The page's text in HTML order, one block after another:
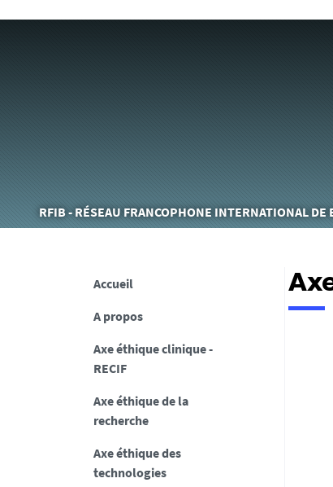
Vous
êtes
RFIB - RÉSEAU FRANCOPHONE INTERNATIONAL DE
Accueil
A propos
Axe éthique clinique -
RECIF
Axe éthique de la
recherche
Axe éthique des
technologies